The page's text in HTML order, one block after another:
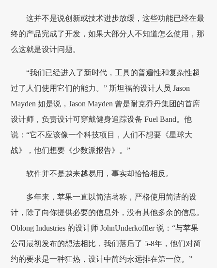
这并不是说创新或技术进步放缓，这些功能已经在最
终的产品完成了开发，如果大部分人不知道怎么使用，那
么这就是设计问题。
“我们已经进入了新时代，工具的普遍性和复杂性超
过了人们使用它们的能力。” 斯坦福的设计人员 Jason
Mayden 如是说，Jason Mayden 曾是耐克乔丹集团的首席
设计师，负责设计可穿戴健身追踪设备 Fuel Band。他
说：“它不应该像一个科技项目，人们不想要《星球大
战》，他们想要《少数派报告》。”
软件并不是越来越易用，事实却恰恰相反。
多年来，苹果一直以简洁著称，严格使用简洁的设
计，除了向你提供必要的信息外，没有其他多余的信息。
Oblong Industries 的设计师 JohnUnderkoffler 说：“与苹果
公司最初发布的想法相比，我们落后了 5-8年，他们对简
约的要求是一种狂热，设计中简约永远排在第一位。”